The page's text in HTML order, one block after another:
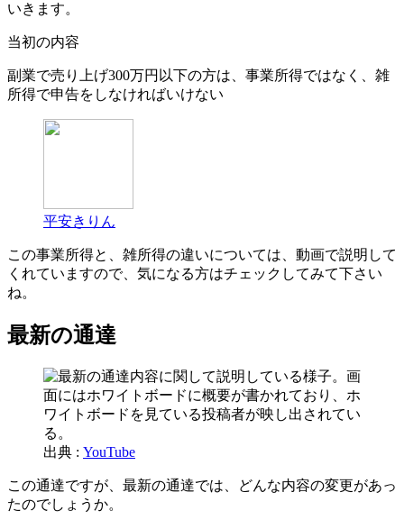
いきます。
当初の内容
副業で売り上げ300万円以下の方は、事業所得ではなく、雑
所得で申告をしなければいけない
平安きりん
この事業所得と、雑所得の違いについては、動画で説明して
くれていますので、気になる方はチェックしてみて下さい
ね。
最新の通達
出典 : YouTube
この通達ですが、最新の通達では、どんな内容の変更があっ
たのでしょうか。